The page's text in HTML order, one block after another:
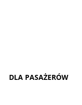
DLA PASAŻERÓW